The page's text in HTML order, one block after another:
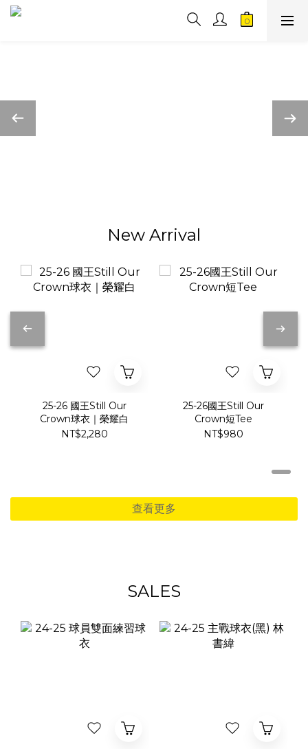
New Arrival
25-26 國王Still Our
Crown球衣｜榮耀白
NT$2,280
25-26國王Still Our
Crown短Tee
NT$980
查看更多
SALES